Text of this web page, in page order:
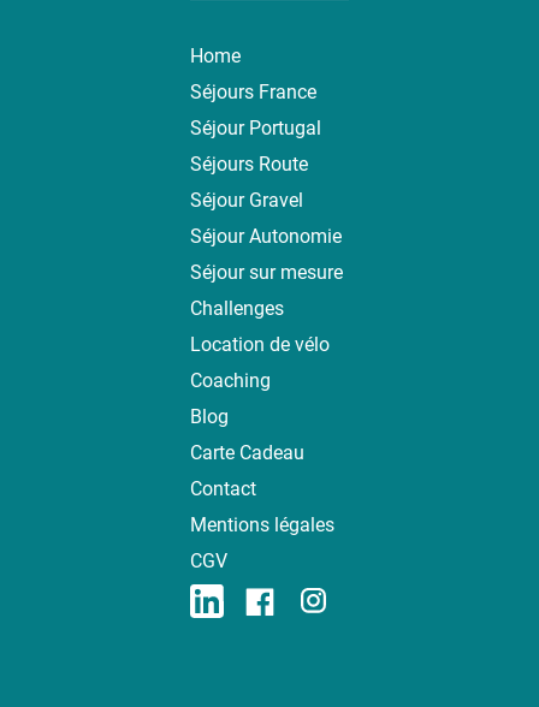
Home
Séjours France
Séjour Portugal
Séjours Route
Séjour Gravel
Séjour Autonomie
Séjour sur mesure
Challenges
Location de vélo
Coaching
Blog
Carte Cadeau
Contact
Mentions légales
CGV